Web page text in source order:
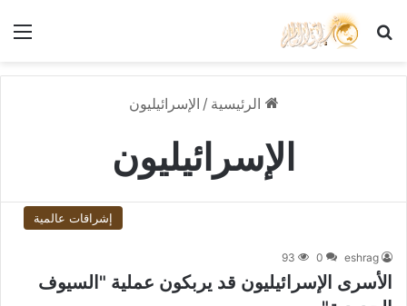
بحث عن
الرئيسية / الإسرائيليون
الإسرائيليون
إشراقات عالمية
eshrag
0
93
الأسرى الإسرائيليون قد يربكون عملية "السيوف